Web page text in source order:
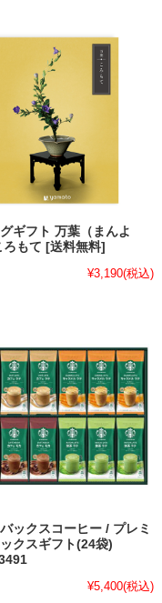
ギフト 万葉（まんよ
ろもて [送料無料]
¥3,190(税込)
ックスコーヒー / プレミ
クスギフト(24袋)
¥5,400(税込)